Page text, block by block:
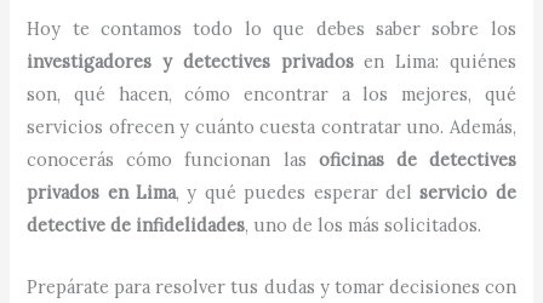
Hoy te contamos todo lo que debes saber sobre los
investigadores y detectives privadosen Lima: quiénes
son, qué hacen, cómo encontrar a los mejores, qué
servicios ofrecen y cuánto cuesta contratar uno. Además,
conocerás cómo funcionan las oficinas de detectives
privados en Lima, y qué puedes esperar delservicio de
detective de infidelidades, uno de los más solicitados.
Prepárate para resolver tus dudas y tomar decisiones con